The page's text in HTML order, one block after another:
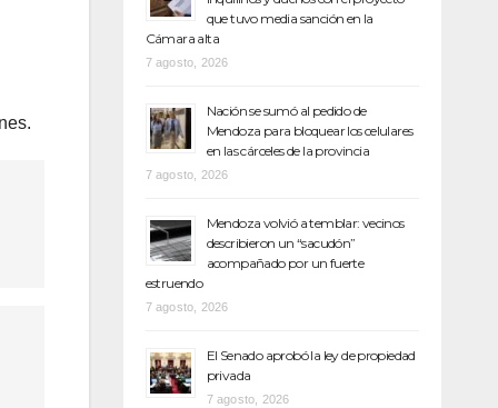
que tuvo media sanción en la
Cámara alta
7 agosto, 2026
Nación se sumó al pedido de
Mendoza para bloquear los celulares
en las cárceles de la provincia
7 agosto, 2026
Mendoza volvió a temblar: vecinos
describieron un “sacudón”
acompañado por un fuerte
estruendo
7 agosto, 2026
El Senado aprobó la ley de propiedad
privada
7 agosto, 2026